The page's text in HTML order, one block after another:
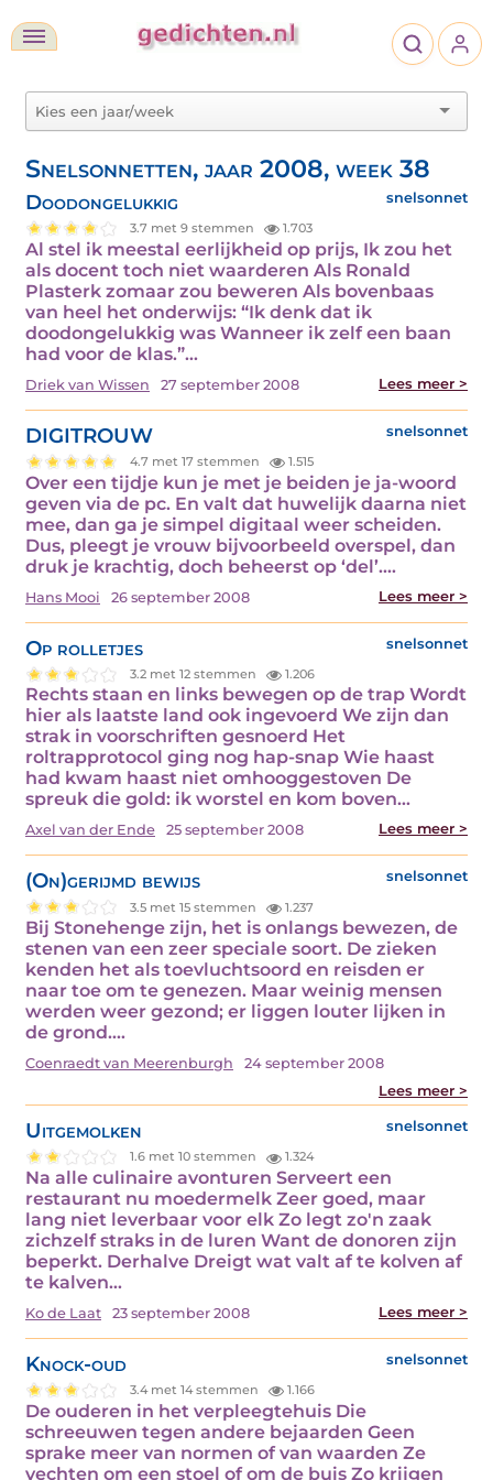
Snelsonnetten, jaar 2008, week 38
Doodongelukkig snelsonnet
3.7 met 9 stemmen 1.703
Al stel ik meestal eerlijkheid op prijs, Ik zou het
als docent toch niet waarderen Als Ronald
Plasterk zomaar zou beweren Als bovenbaas
van heel het onderwijs: “Ik denk dat ik
doodongelukkig was Wanneer ik zelf een baan
had voor de klas.”…
Driek van Wissen 27 september 2008 Lees meer >
DIGITROUW snelsonnet
4.7 met 17 stemmen 1.515
Over een tijdje kun je met je beiden je ja-woord
geven via de pc. En valt dat huwelijk daarna niet
mee, dan ga je simpel digitaal weer scheiden.
Dus, pleegt je vrouw bijvoorbeeld overspel, dan
druk je krachtig, doch beheerst op ‘del’.…
Hans Mooi 26 september 2008 Lees meer >
Op rolletjes snelsonnet
3.2 met 12 stemmen 1.206
Rechts staan en links bewegen op de trap Wordt
hier als laatste land ook ingevoerd We zijn dan
strak in voorschriften gesnoerd Het
roltrapprotocol ging nog hap-snap Wie haast
had kwam haast niet omhooggestoven De
spreuk die gold: ik worstel en kom boven…
Axel van der Ende 25 september 2008 Lees meer >
(On)gerijmd bewijs snelsonnet
3.5 met 15 stemmen 1.237
Bij Stonehenge zijn, het is onlangs bewezen, de
stenen van een zeer speciale soort. De zieken
kenden het als toevluchtsoord en reisden er
naar toe om te genezen. Maar weinig mensen
werden weer gezond; er liggen louter lijken in
de grond.…
Coenraedt van Meerenburgh
24 september 2008
Lees meer >
Uitgemolken snelsonnet
1.6 met 10 stemmen 1.324
Na alle culinaire avonturen Serveert een
restaurant nu moedermelk Zeer goed, maar
lang niet leverbaar voor elk Zo legt zo'n zaak
zichzelf straks in de luren Want de donoren zijn
beperkt. Derhalve Dreigt wat valt af te kolven af
te kalven…
Ko de Laat 23 september 2008 Lees meer >
Knock-oud snelsonnet
3.4 met 14 stemmen 1.166
De ouderen in het verpleegtehuis Die
schreeuwen tegen andere bejaarden Geen
sprake meer van normen of van waarden Ze
vechten om een stoel of om de buis Zo krijgen